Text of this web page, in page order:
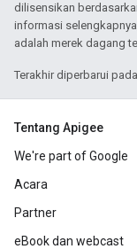
dilisensikan
informasi
adalah merek dagang
Terakhir diperbarui
Tentang Apigee
We're part of Google
Acara
Partner
eBook dan webcast